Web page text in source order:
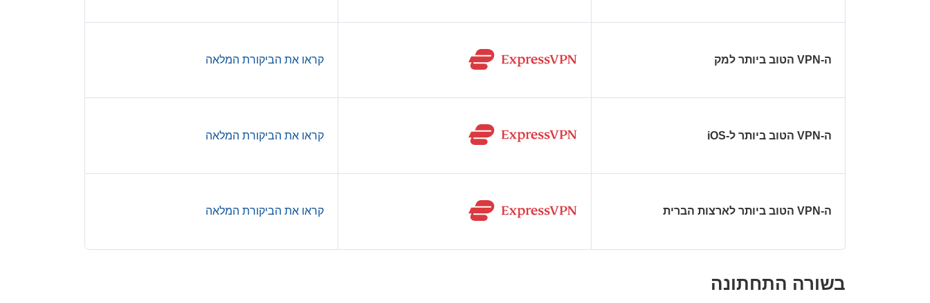
ה-VPN הטוב ביותר למק קראו את הביקורת המלאה
ה-VPN הטוב ביותר ל-iOS קראו את הביקורת המלאה
ה-VPN הטוב ביותר לארצות הברית קראו את הביקורת המלאה
בשורה התחתונה